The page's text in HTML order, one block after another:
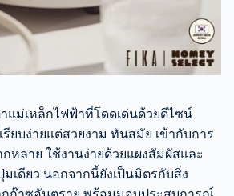
าแม่เหล็กไฟฟ้าที่โดดเด่นด้วยดีไซน์
รียบง่ายแต่สวยงาม ทันสมัย เข้ากับการ
หลาย ใช้งานง่ายด้วยแผงสัมผัสและ
เดียว นอกจากนี้ยังเป็นมิตรกับสิ่ง